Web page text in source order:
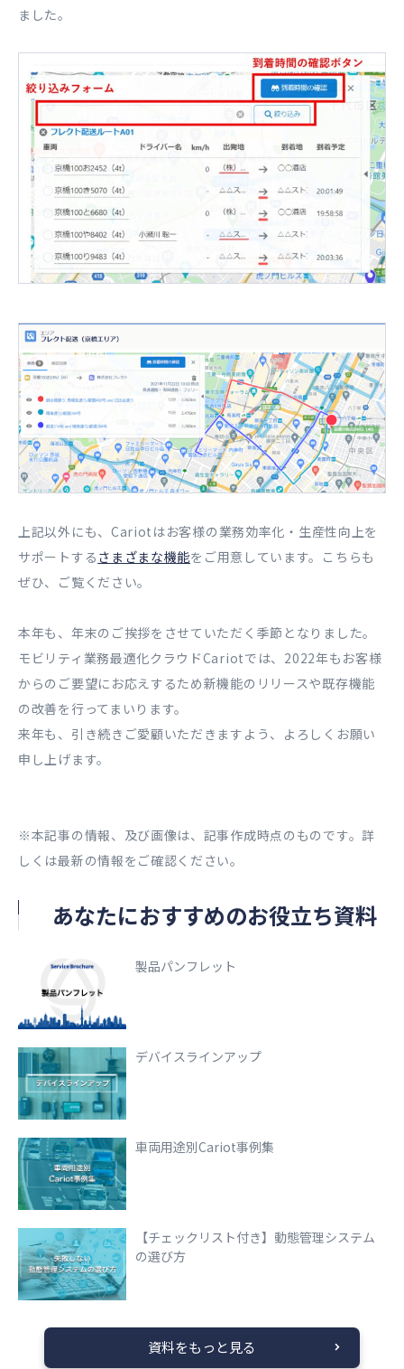
ました。
上記以外にも、Cariotはお客様の業務効率化・生産性向上を
サポートする さまざまな機能をご用意しています。こちらも
ぜひ、ご覧ください。
本年も、年末のご挨拶をさせていただく季節となりました。
モビリティ業務最適化クラウドCariotでは、2022年もお客様
からのご要望にお応えするため新機能のリリースや既存機能
の改善を行ってまいります。
来年も、引き続きご愛顧いただきますよう、よろしくお願い
申し上げます。
※本記事の情報、及び画像は、記事作成時点のものです。詳
しくは最新の情報をご確認ください。
あなたにおすすめのお役立ち資料
製品パンフレット
デバイスラインアップ
車両用途別Cariot事例集
【チェックリスト付き】動態管理システム
の選び方
資料をもっと見る